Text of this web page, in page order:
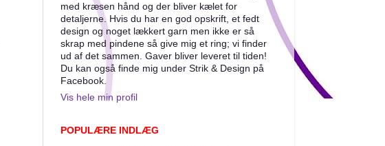
med kræsen hånd og der bliver kælet for
detaljerne. Hvis du har en god opskrift, et fedt
design og noget lækkert garn men ikke er så
skrap med pindene så give mig et ring; vi finder
ud af det sammen. Gaver bliver leveret til tiden!
Du kan også finde mig under Strik & Design på
Facebook.
Vis hele min profil
POPULÆRE INDLÆG